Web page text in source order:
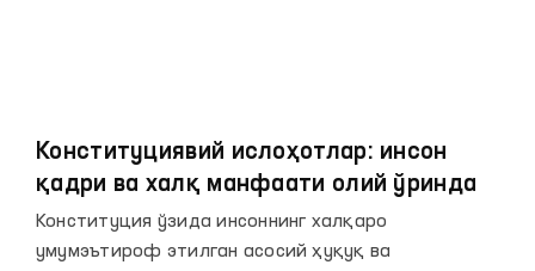
Конституциявий ислоҳотлар: инсон
қадри ва халқ манфаати олий ўринда
Конституция ўзида инсоннинг халқаро
умумэътироф этилган асосий ҳуқуқ ва